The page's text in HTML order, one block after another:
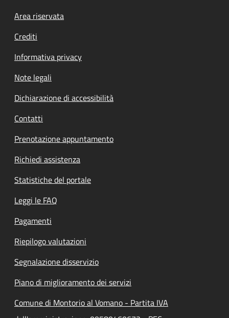
Footer menu
Area riservata
Crediti
Informativa privacy
Note legali
Dichiarazione di accessibilità
Contatti
Prenotazione appuntamento
Richiedi assistenza
Statistiche del portale
Leggi le FAQ
Pagamenti
Riepilogo valutazioni
Segnalazione disservizio
Piano di miglioramento dei servizi
Comune di Montorio al Vomano - Partita IVA